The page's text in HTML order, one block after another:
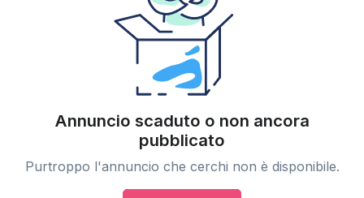
Annuncio scaduto o non ancora
pubblicato
Purtroppo l'annuncio che cerchi non è disponibile.